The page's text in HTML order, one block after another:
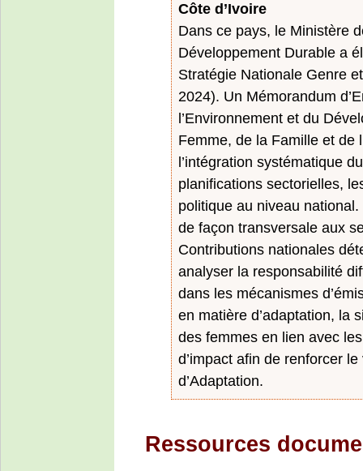
Côte d’Ivoire
Dans ce pays, le Ministère
Développement Durable a
Stratégie Nationale Genre
2024). Un Mémorandum
l’Environnement et du
Femme, de la Famille et de
l’intégration systématique
planifications sectorielles,
politique au niveau
de façon transversale aux
Contributions nationales
analyser la responsabilité
dans les mécanismes
en matière d’adaptation, la
des femmes en lien avec
d’impact afin de renforcer
d’Adaptation.
Ressources